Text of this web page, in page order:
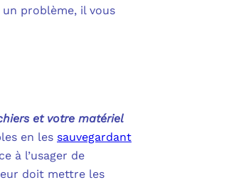
problème, il vous
et votre matériel
en les sauvegardant
à l’usager de
doit mettre les